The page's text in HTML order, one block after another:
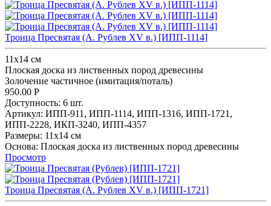
Троица Пресвятая (А. Рублев XV в.) [ИПП-1114]
11х14 см
Плоская доска из лиственных пород древесины
Золочение частичное (имитация/поталь)
950.00 Р
Доступность: 6 шт.
Артикул: ИПП-911, ИПП-1114, ИПП-1316, ИПП-1721,
ИПП-2228, ИКП-3240, ИПП-4357
Размеры: 11х14 см
Основа: Плоская доска из лиственных пород древесины
Просмотр
Троица Пресвятая (А. Рублев XV в.) [ИПП-1721]